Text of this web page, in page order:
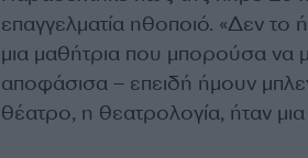
επαγγελματία ηθοποιό. «Δεν το
μια μαθήτρια που μπορούσα να
αποφάσισα – επειδή ήμουν
θέατρο, η θεατρολογία, ήταν